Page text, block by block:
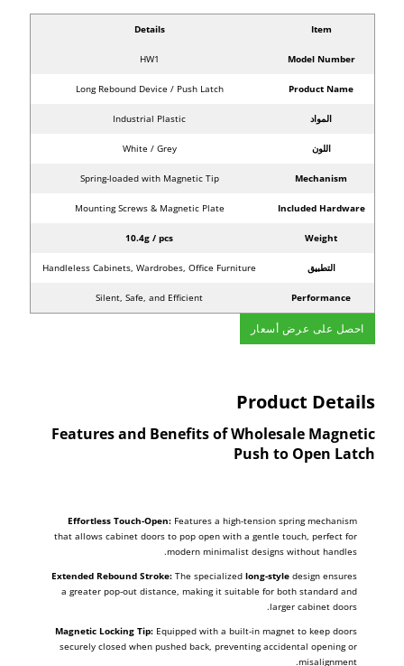
Item
Details
Model Number
HW1
Product Name
Long Rebound Device / Push Latch
المواد Industrial Plastic
اللون White / Grey
Mechanism
Spring-loaded with Magnetic Tip
Included Hardware
Mounting Screws & Magnetic Plate
Weight
10.4g / pcs
التطبيق Handleless Cabinets, Wardrobes, Office Furniture
Performance
Silent, Safe, and Efficient
احصل على عرض أسعار
Product Details
Features and Benefits of Wholesale Magnetic
Push to Open Latch
Effortless Touch-Open:Features a high-tension spring mechanism
that allows cabinet doors to pop open with a gentle touch, perfect for
modern minimalist designs without handles.
Extended Rebound Stroke:The specialized long-styledesign ensures
a greater pop-out distance, making it suitable for both standard and
larger cabinet doors.
Magnetic Locking Tip:Equipped with a built-in magnet to keep doors
securely closed when pushed back, preventing accidental opening or
misalignment.